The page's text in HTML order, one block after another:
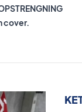
cover.